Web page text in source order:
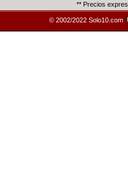
** Precios
© 2002/2022 Solo10.com